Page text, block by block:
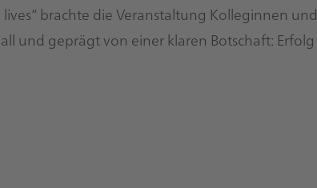
brachte die Veranstaltung Kolleginnen und
und geprägt von einer klaren Botschaft: Erfolg